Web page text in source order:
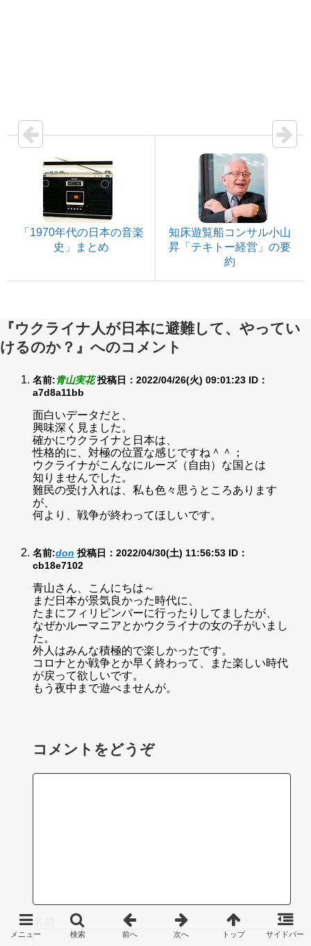
「1970年代の日本の音楽
史」まとめ
知床遊覧船コンサル小山
昇「テキトー経営」の要
約
『ウクライナ人が日本に避難して、やってい
けるのか？』へのコメント
名前:青山実花 投稿日：2022/04/26(火) 09:01:23 ID：
a7d8a11bb
面白いデータだと、
興味深く見ました。
確かにウクライナと日本は、
性格的に、対極の位置な感じですね＾＾；
ウクライナがこんなにルーズ（自由）な国とは
知りませんでした。
難民の受け入れは、私も色々思うところあります
が、
何より、戦争が終わってほしいです。
名前:don 投稿日：2022/04/30(土) 11:56:53 ID：
cb18e7102
青山さん、こんにちは～
まだ日本が景気良かった時代に、
たまにフィリピンバーに行ったりしてましたが、
なぜかルーマニアとかウクライナの女の子がいまし
た。
外人はみんな積極的で楽しかったです。
コロナとか戦争とか早く終わって、また楽しい時代
が戻って欲しいです。
もう夜中まで遊べませんが。
コメントをどうぞ
名前